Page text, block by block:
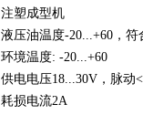
注塑成型机
液压油温度-20...+60，
环境温度: -20...+60
供电电压18...30V，脉动
耗损电流2A